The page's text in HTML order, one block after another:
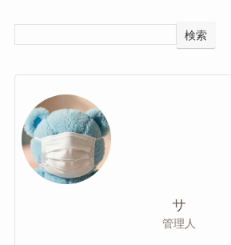
検索
サ
管理人